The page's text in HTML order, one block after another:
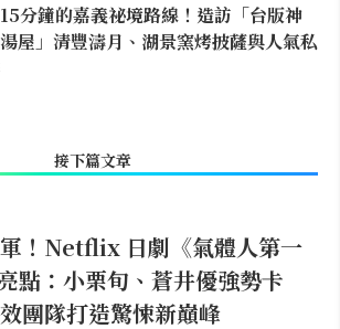
分鐘的嘉義祕境路線！造訪「台版神
屋」清豐濤月、湖景窯烤披薩與人氣私
接下篇文章
！Netflix 日劇《氣體人第一
點：小栗旬、蒼井優強勢卡
團隊打造驚悚新巔峰